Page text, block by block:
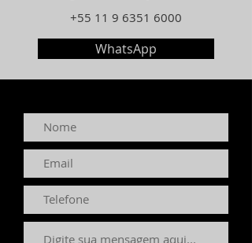
+55 11 9 6351 6000
WhatsApp